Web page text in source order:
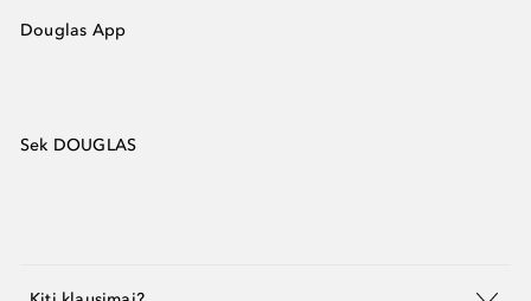
Douglas App
Sek DOUGLAS